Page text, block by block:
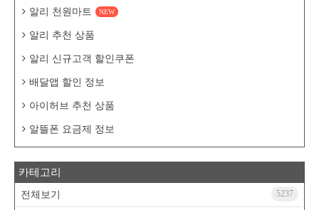
알리 천원마트 NEW
알리 추천 상품
알리 신규고객 할인쿠폰
배달앱 할인 정보
아이허브 추천 상품
알뜰폰 요금제 정보
카테고리
전체보기 5237